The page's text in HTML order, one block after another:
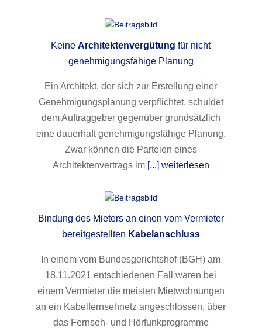
KeineArchitektenvergütung für nicht
genehmigungsfähige Planung
Ein Architekt, der sich zur Erstellung einer
Genehmigungsplanung verpflichtet, schuldet
dem Auftraggeber gegenüber grundsätzlich
eine dauerhaft genehmigungsfähige Planung.
Zwar können die Parteien eines
Architektenvertrags im [...] weiterlesen
Bindung des Mieters an einen vom Vermieter
bereitgestellten Kabelanschluss
In einem vom Bundesgerichtshof (BGH) am
18.11.2021 entschiedenen Fall waren bei
einem Vermieter die meisten Mietwohnungen
an ein Kabelfernsehnetz angeschlossen, über
das Fernseh- und Hörfunkprogramme